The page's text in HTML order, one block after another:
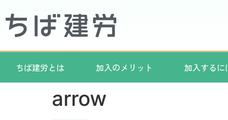
ちば建労とは 加入のメリット 加入するに
arrow